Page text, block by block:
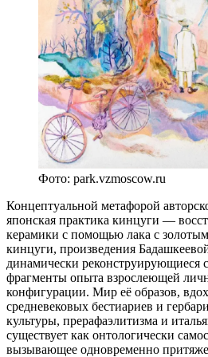
Фото: park.vzmoscow.ru
Концептуальной метафорой
японская практика кинцуги —
керамики с помощью лака с
кинцуги, произведения
динамически реконструирующиеся
фрагменты опыта взрослеющей
конфигурации. Мир её образов,
средневековых бестиариев и
культуры, прерафаэлитизма и
существует как онтологически
вызывающее одновременно